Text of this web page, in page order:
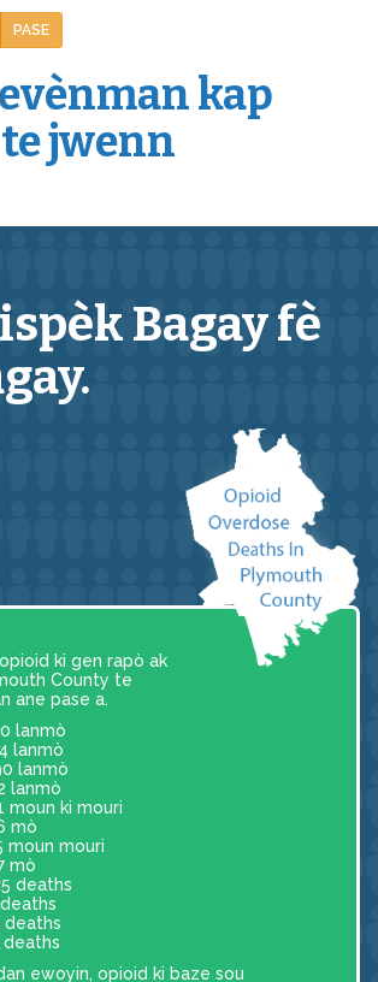
PASE
kap
jwenn
Bagayfè
ki gen rapò ak
County te
ane pase a.
lanmò
lanmò
lanmò
lanmò
moun ki mouri
mò
moun mouri
mò
deaths
deaths
deaths
ewoyin, opioid ki baze sou